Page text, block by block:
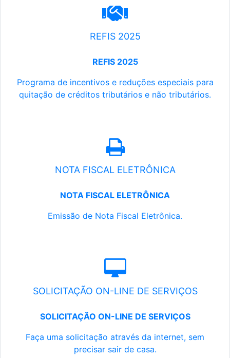
REFIS 2025
REFIS 2025
Programa de incentivos e reduções especiais para
quitação de créditos tributários e não tributários.
NOTA FISCAL ELETRÔNICA
NOTA FISCAL ELETRÔNICA
Emissão de Nota Fiscal Eletrônica.
SOLICITAÇÃO ON-LINE DE SERVIÇOS
SOLICITAÇÃO ON-LINE DE SERVIÇOS
Faça uma solicitação através da internet, sem
precisar sair de casa.